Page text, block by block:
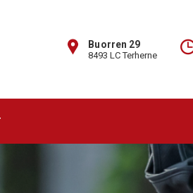
Buorren 29
8493 LC Terherne